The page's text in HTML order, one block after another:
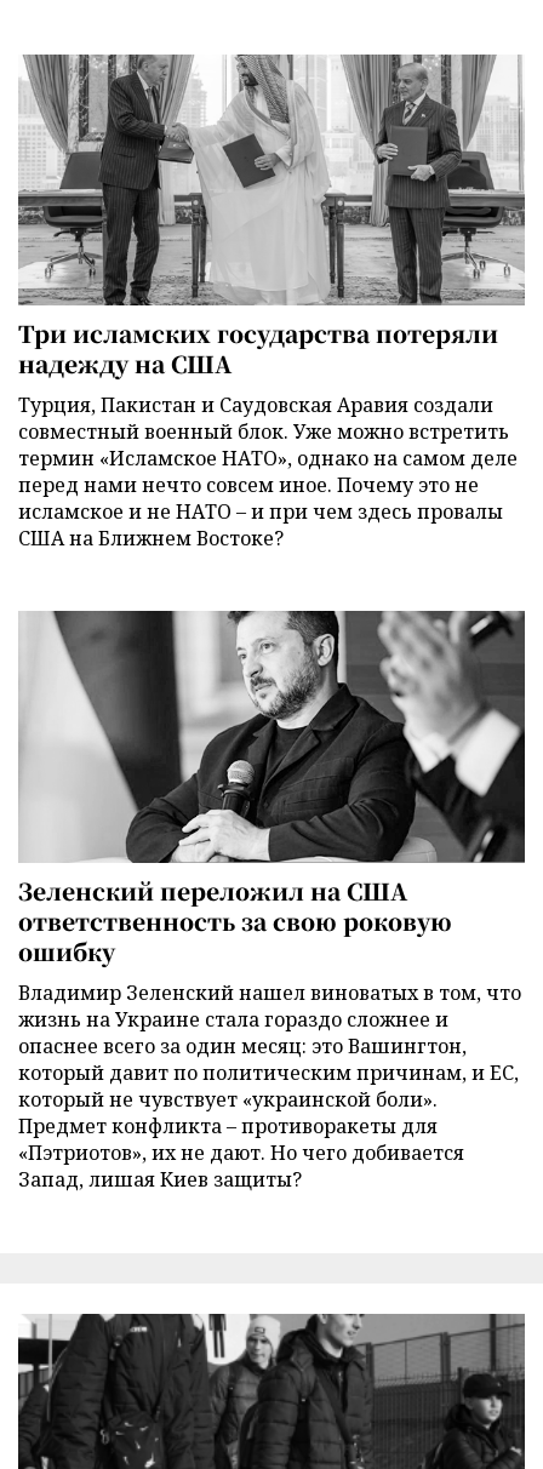
Три исламских государства потеряли
надежду на США
Турция, Пакистан и Саудовская Аравия создали
совместный военный блок. Уже можно встретить
термин «Исламское НАТО», однако на самом деле
перед нами нечто совсем иное. Почему это не
исламское и не НАТО – и при чем здесь провалы
США на Ближнем Востоке?
Зеленский переложил на США
ответственность за свою роковую
ошибку
Владимир Зеленский нашел виноватых в том, что
жизнь на Украине стала гораздо сложнее и
опаснее всего за один месяц: это Вашингтон,
который давит по политическим причинам, и ЕС,
который не чувствует «украинской боли».
Предмет конфликта – противоракеты для
«Пэтриотов», их не дают. Но чего добивается
Запад, лишая Киев защиты?